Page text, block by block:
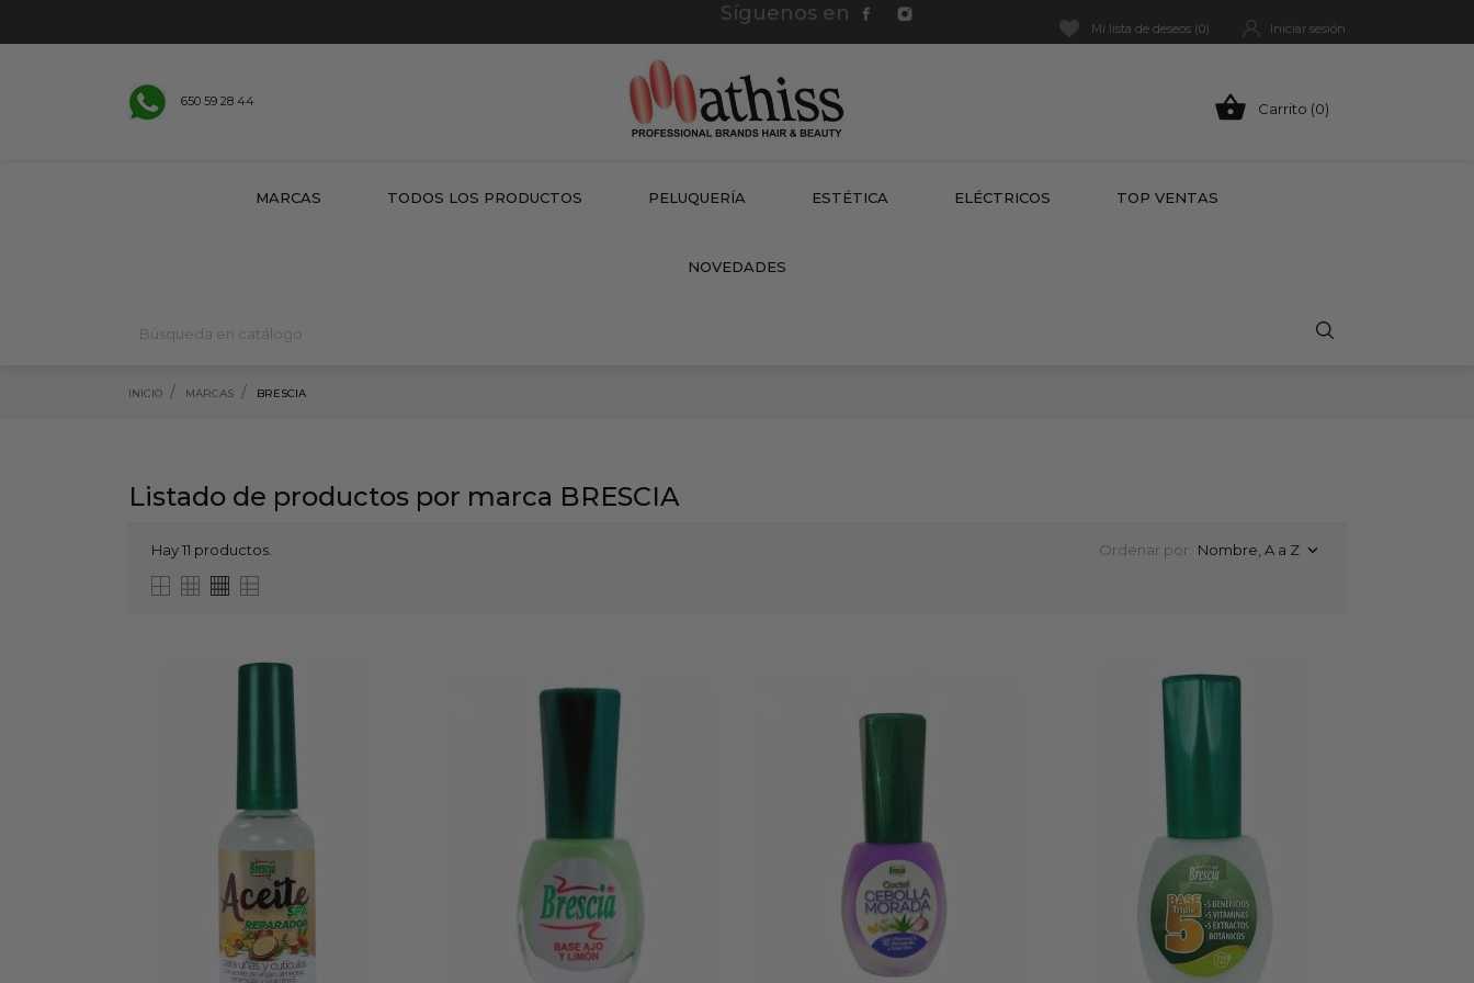
Síguenos en
Mi lista de deseos (0) Iniciar sesión
650 59 28 44  Carrito (0)
MARCAS TODOS LOS PRODUCTOS PELUQUERÍA ESTÉTICA ELÉCTRICOS TOP VENTAS
NOVEDADES
INICIO MARCAS BRESCIA
Listado de productos por marca BRESCIA
Hay 11 productos. Ordenar por: Nombre, A a Z 